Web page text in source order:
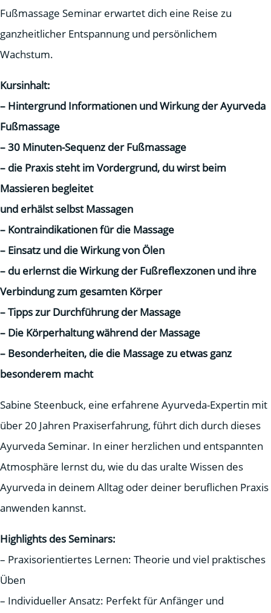
Fußmassage Seminar erwartet dich eine Reise zu
ganzheitlicher Entspannung und persönlichem
Wachstum.
Kursinhalt:
– Hintergrund Informationen und Wirkung der Ayurveda
Fußmassage
– 30 Minuten-Sequenz der Fußmassage
– die Praxis steht im Vordergrund, du wirst beim
Massieren begleitet
und erhälst selbst Massagen
– Kontraindikationen für die Massage
– Einsatz und die Wirkung von Ölen
– du erlernst die Wirkung der Fußreflexzonen und ihre
Verbindung zum gesamten Körper
– Tipps zur Durchführung der Massage
– Die Körperhaltung während der Massage
– Besonderheiten, die die Massage zu etwas ganz
besonderem macht
Sabine Steenbuck, eine erfahrene Ayurveda-Expertin mit
über 20 Jahren Praxiserfahrung, führt dich durch dieses
Ayurveda Seminar. In einer herzlichen und entspannten
Atmosphäre lernst du, wie du das uralte Wissen des
Ayurveda in deinem Alltag oder deiner beruflichen Praxis
anwenden kannst.
Highlights des Seminars:
– Praxisorientiertes Lernen: Theorie und viel praktisches
Üben
– Individueller Ansatz: Perfekt für Anfänger und